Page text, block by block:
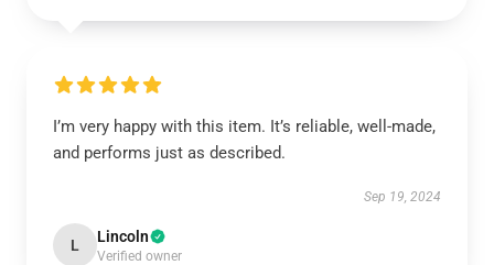
I’m very happy with this item. It’s reliable, well-made,
and performs just as described.
Sep 19, 2024
L Lincoln
Verified owner